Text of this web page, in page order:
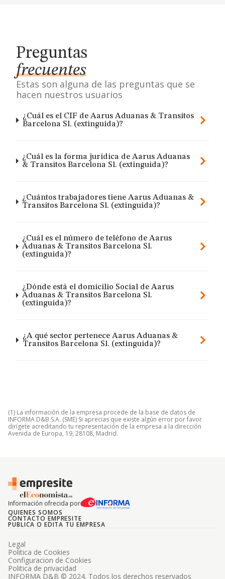
Preguntas
frecuentes
Estas son alguna de las preguntas que se
hacen nuestros usuarios
¿Cuál es el CIF de Aarus Aduanas & Transitos
Barcelona Sl. (extinguida)?
¿Cuál es la forma jurídica de Aarus Aduanas
& Transitos Barcelona Sl. (extinguida)?
¿Cuántos trabajadores tiene Aarus Aduanas &
Transitos Barcelona Sl. (extinguida)?
¿Cuál es el número de teléfono de Aarus
Aduanas & Transitos Barcelona Sl.
(extinguida)?
¿Dónde está el domicilio Social de Aarus
Aduanas & Transitos Barcelona Sl.
(extinguida)?
¿A qué sector pertenece Aarus Aduanas &
Transitos Barcelona Sl. (extinguida)?
(1) La información de la empresa procede de la base de datos de
INFORMA D&B S.A. (SME) Si aprecias que existe algún error por favor
dirígete acreditando tu representación de la empresa a la dirección
Avenida de Europa, 19, 28108, Madrid.
Información ofrecida por
QUIENES SOMOS
CONTACTO EMPRESITE
PUBLICA O EDITA TU EMPRESA
INFORMA D&B © 2024. Todos los derechos reservados
Legal
Politica de Cookies
Configuracion de Cookies
Politica de privacidad